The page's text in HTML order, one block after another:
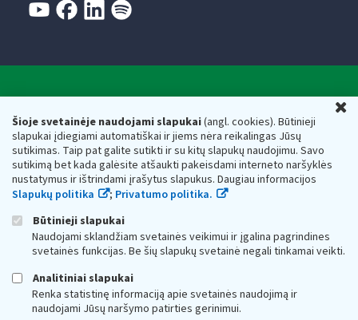
Šioje svetainėje naudojami slapukai(angl. cookies). Būtinieji
slapukai įdiegiami automatiškai ir jiems nėra reikalingas Jūsų
sutikimas. Taip pat galite sutikti ir su kitų slapukų naudojimu. Savo
sutikimą bet kada galėsite atšaukti pakeisdami interneto naršyklės
nustatymus ir ištrindami įrašytus slapukus. Daugiau informacijos
Slapukų politika
; Privatumo politika.
Būtinieji slapukai
Naudojami sklandžiam svetainės veikimui ir įgalina pagrindines
svetainės funkcijas. Be šių slapukų svetainė negali tinkamai veikti.
Analitiniai slapukai
Renka statistinę informaciją apie svetainės naudojimą ir
naudojami Jūsų naršymo patirties gerinimui.
Respublikos finansų ministerijos
Biudžetinė įstaiga. Juridinio asmens kodas — 188659752,
adresas: Vasario 16-osios g. 14, 01107 Vilnius, Lietuva, el.paštas:
vmi@vmi.lt, E. pristatymo dėžutės adresas 188659752
Duomenys apie Valstybinę mokesčių inspekciją prie Lietuvos
Respublikos finansų ministerijos kaupiami ir saugomi Juridinių